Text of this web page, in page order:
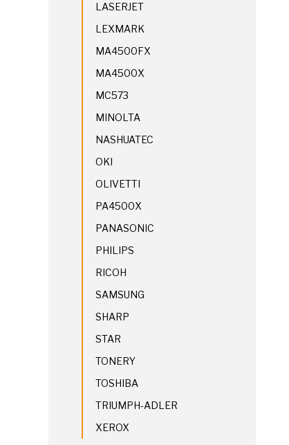
LASERJET
LEXMARK
MA4500FX
MA4500X
MC573
MINOLTA
NASHUATEC
OKI
OLIVETTI
PA4500X
PANASONIC
PHILIPS
RICOH
SAMSUNG
SHARP
STAR
TONERY
TOSHIBA
TRIUMPH-ADLER
XEROX